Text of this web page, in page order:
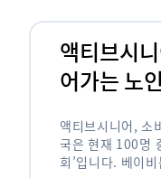
액티브시
어가는 노
액티브시니어, 소
국은 현재 100명
회’입니다. 베이